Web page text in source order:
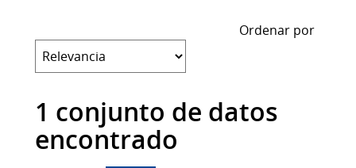
Ordenar por
1 conjunto de datos
encontrado